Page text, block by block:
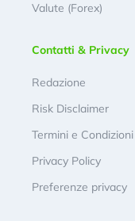
Valute (Forex)
Contatti & Privacy
Redazione
Risk Disclaimer
Termini e Condizioni
Privacy Policy
Preferenze privacy